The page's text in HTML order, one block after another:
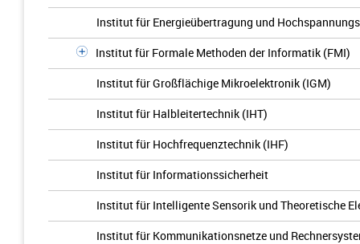
Institut für Energieübertragung und
Institut für Formale Methoden der Informatik (FMI)
Institut für Großflächige Mikroelektronik (IGM)
Institut für Halbleitertechnik (IHT)
Institut für Hochfrequenztechnik (IHF)
Institut für Informationssicherheit
Institut für Intelligente Sensorik und Theoretische
Institut für Kommunikationsnetze und